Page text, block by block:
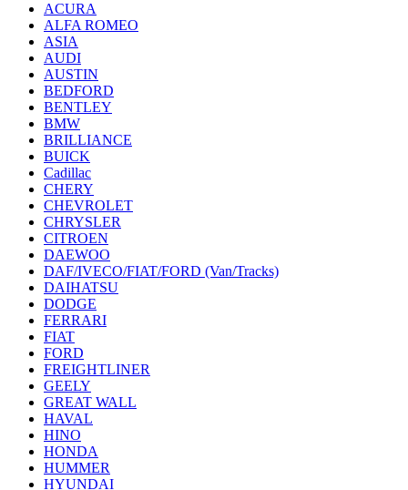
ACURA
ALFA ROMEO
ASIA
AUDI
AUSTIN
BEDFORD
BENTLEY
BMW
BRILLIANCE
BUICK
Cadillac
CHERY
CHEVROLET
CHRYSLER
CITROEN
DAEWOO
DAF/IVECO/FIAT/FORD (Van/Tracks)
DAIHATSU
DODGE
FERRARI
FIAT
FORD
FREIGHTLINER
GEELY
GREAT WALL
HAVAL
HINO
HONDA
HUMMER
HYUNDAI